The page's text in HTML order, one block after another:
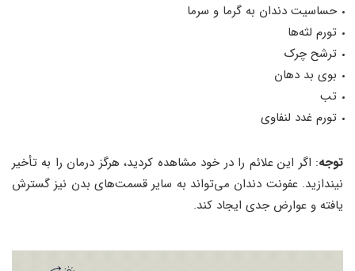
حساسیت دندان به گرما و سرما
تورم لثه‌ها
ترشح چرک
بوی بد دهان
تب
تورم غدد لنفاوی
توجه: اگر این علائم را در خود مشاهده کردید، هرگز درمان را به تأخیر
نیندازید. عفونت دندان می‌تواند به سایر قسمت‌های بدن نیز گسترش
یافته و عوارض جدی ایجاد کند.